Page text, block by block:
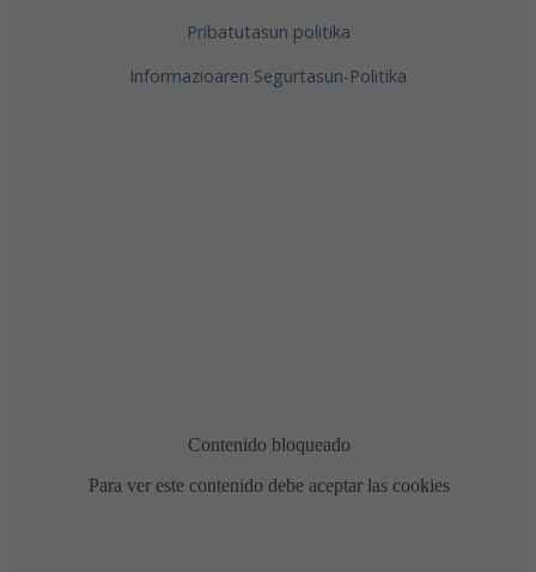
Pribatutasun politika
Informazioaren Segurtasun-Politika